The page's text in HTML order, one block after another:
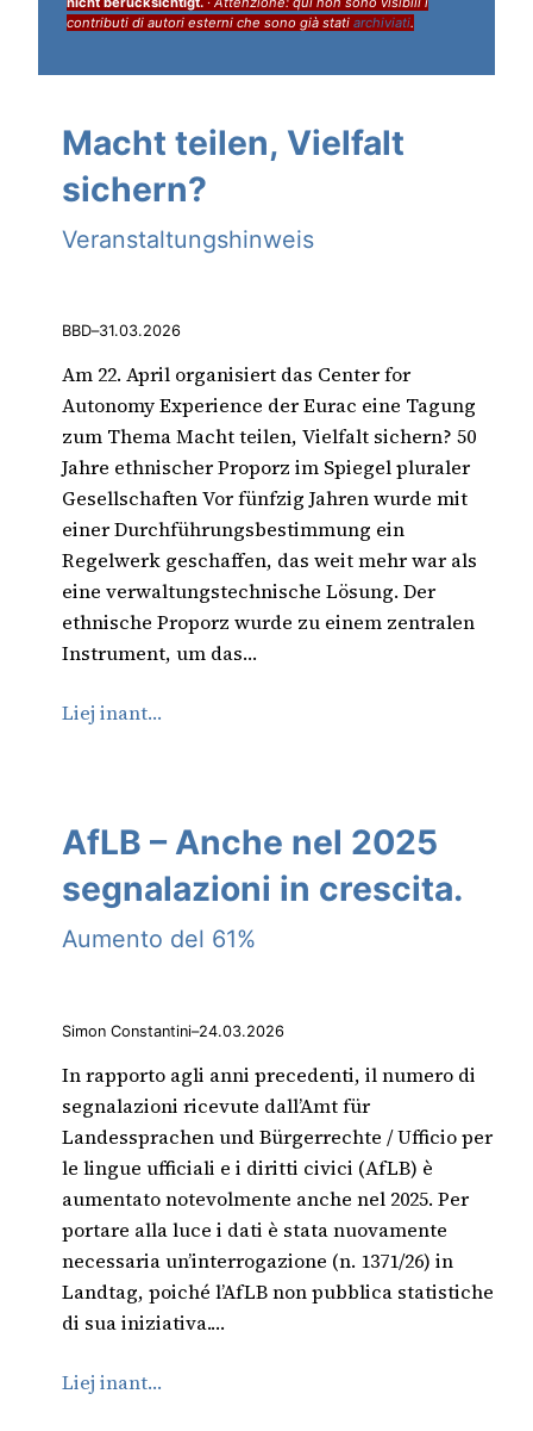
contributi di autori esterni che sono già stati archiviati.
Macht teilen, Vielfalt
sichern?
Veranstaltungshinweis
BBD–31.03.2026
Am 22. April organisiert das Center for
Autonomy Experience der Eurac eine Tagung
zum Thema Macht teilen, Vielfalt sichern? 50
Jahre ethnischer Proporz im Spiegel pluraler
Gesellschaften Vor fünfzig Jahren wurde mit
einer Durchführungsbestimmung ein
Regelwerk geschaffen, das weit mehr war als
eine verwaltungstechnische Lösung. Der
ethnische Proporz wurde zu einem zentralen
Instrument, um das…
Liej inant…
AfLB – Anche nel 2025
segnalazioni in crescita.
Aumento del 61%
Simon Constantini–24.03.2026
In rapporto agli anni precedenti, il numero di
segnalazioni ricevute dall’Amt für
Landessprachen und Bürgerrechte / Ufficio per
le lingue ufficiali e i diritti civici (AfLB) è
aumentato notevolmente anche nel 2025. Per
portare alla luce i dati è stata nuovamente
necessaria un’interrogazione (n. 1371/26) in
Landtag, poiché l’AfLB non pubblica statistiche
di sua iniziativa.…
Liej inant…